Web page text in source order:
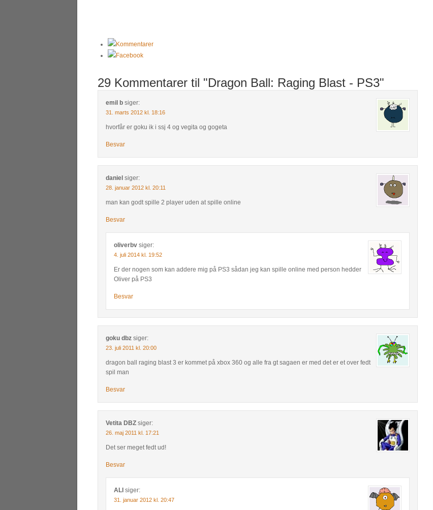
Kommentarer
Facebook
29 Kommentarer til "Dragon Ball: Raging Blast - PS3"
emil b siger:
31. marts 2012 kl. 18:16
hvorfår er goku ik i ssj 4 og vegita og gogeta
Besvar
daniel siger:
28. januar 2012 kl. 20:11
man kan godt spille 2 player uden at spille online
Besvar
oliverbv siger:
4. juli 2014 kl. 19:52
Er der nogen som kan addere mig på PS3 sådan jeg kan spille online med person hedder
Oliver på PS3
Besvar
goku dbz siger:
23. juli 2011 kl. 20:00
dragon ball raging blast 3 er kommet på xbox 360 og alle fra gt sagaen er med det er et over fedt
spil man
Besvar
Vetita DBZ siger:
26. maj 2011 kl. 17:21
Det ser meget fedt ud!
Besvar
ALI siger:
31. januar 2012 kl. 20:47